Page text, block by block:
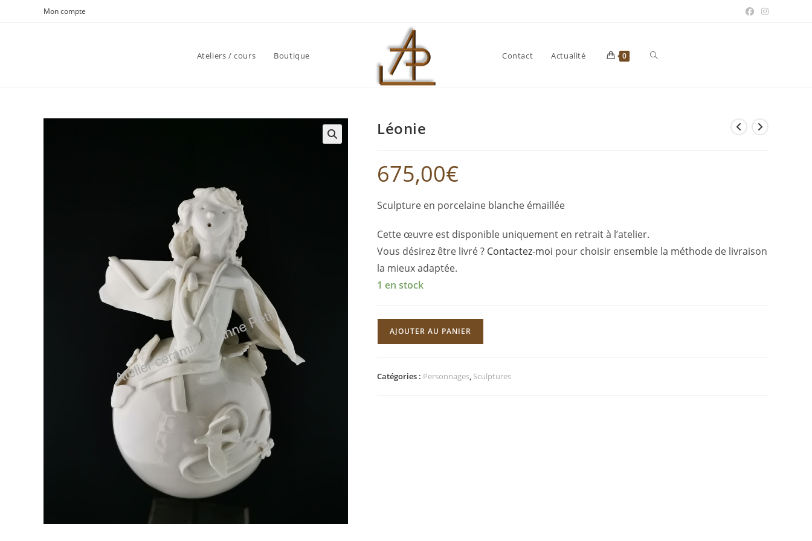
Mon compte
Ateliers / cours Boutique Contact Actualité 0 Toggle
Léonie
675,00€
Sculpture en porcelaine blanche émaillée
Cette œuvre est disponible uniquement en retrait à l’atelier.
Vous désirez être livré ? Contactez-moi pour choisir ensemble la méthode de livraison
la mieux adaptée.
1 en stock
AJOUTER AU PANIER
Catégories : Personnages, Sculptures